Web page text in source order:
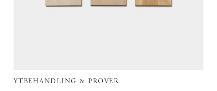
YTBEHANDLING & PROVER